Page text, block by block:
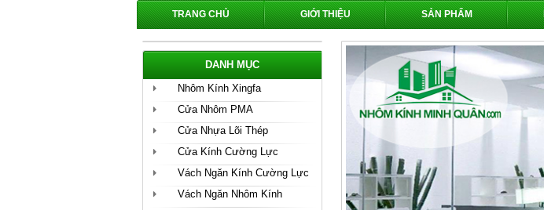
TRANG CHỦ GIỚI THIỆU SẢN PHẨM
DANH MỤC
Nhôm Kính Xingfa
Cửa Nhôm PMA
Cửa Nhựa Lõi Thép
Cửa Kính Cường Lực
Vách Ngăn Kính Cường Lực
Vách Ngăn Nhôm Kính